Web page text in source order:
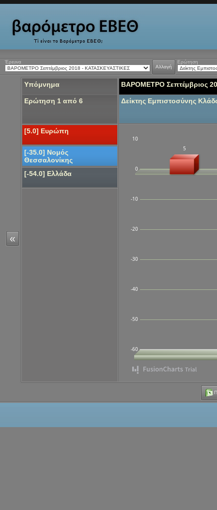
Έρευνα
Αλλαγή
Ερώτηση
«
Υπόμνημα
Ερώτηση 1 από 6
[5.0] Ευρώπη
[-35.0] Νομός
Θεσσαλονίκης
[-54.0] Ελλάδα
ΒΑΡΟΜΕΤΡΟ Σεπτέμβριος
Δείκτης Εμπιστοσύνης
-60
-50
-40
-30
-20
-10
0
10
5